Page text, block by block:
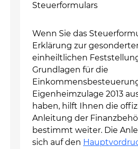
Steuerformulars
Wenn Sie das
Erklärung zur
einheiltlichen
Grundlagen für die
Eigenheimzulage 2013
haben, hilft Ihnen die
Anleitung der
bestimmt weiter. Die
sich auf den